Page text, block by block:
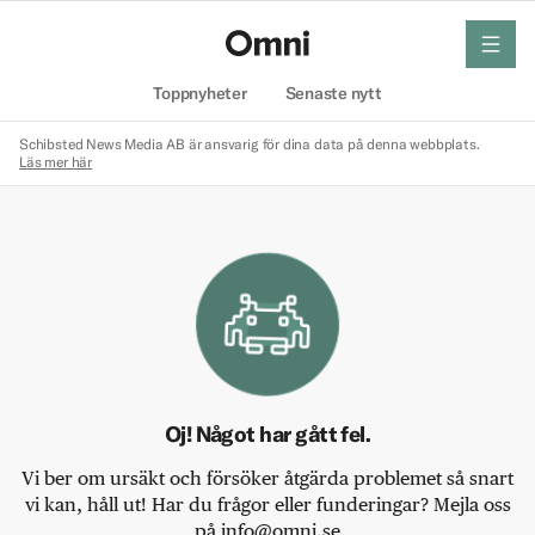
Toppnyheter Senaste nytt
meny
Schibsted News Media AB är ansvarig för dina data på denna webbplats.
Läs mer här
Oj! Något har gått fel.
Vi ber om ursäkt och försöker åtgärda problemet så snart
vi kan, håll ut! Har du frågor eller funderingar? Mejla oss